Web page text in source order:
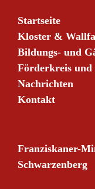
Startseite
Kloster &
Bildungs- und
Förderkreis und
Nachrichten
Kontakt
Franziskaner-
Schwarzenberg